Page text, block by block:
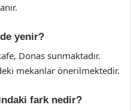
yenir?
Donas sunmaktadır.
mekanlar önerilmektedir.
fark nedir?